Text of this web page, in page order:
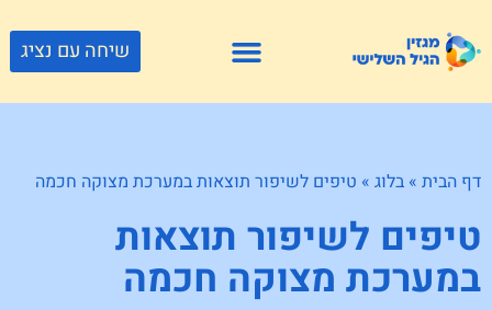
שיחה עם נציג
דף הבית » בלוג » טיפים לשיפור תוצאות במערכת מצוקה חכמה
טיפים לשיפור תוצאות
במערכת מצוקה חכמה